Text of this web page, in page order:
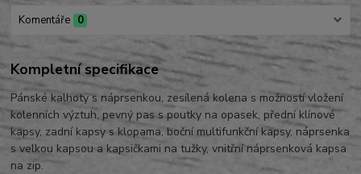
Komentáře 0
Kompletní specifikace
Pánské kalhoty s náprsenkou, zesílená kolena s možností vložení
kolenních výztuh, pevný pas s poutky na opasek, přední klínové
kapsy, zadní kapsy s klopama, boční multifunkční kapsy, náprsenka
s velkou kapsou a kapsičkami na tužky, vnitřní náprsenková kapsa
na zip.